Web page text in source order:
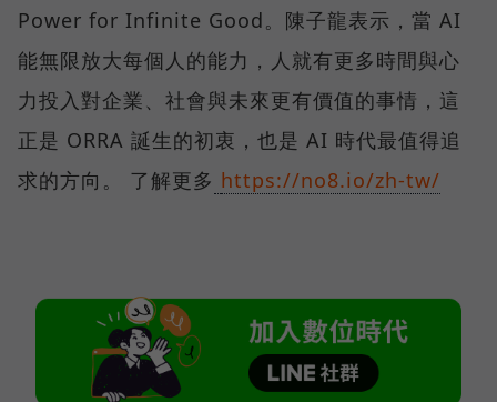
Power for Infinite Good。陳子龍表示，當 AI
能無限放大每個人的能力，人就有更多時間與心
力投入對企業、社會與未來更有價值的事情，這
正是 ORRA 誕生的初衷，也是 AI 時代最值得追
求的方向。 了解更多 https://no8.io/zh-tw/